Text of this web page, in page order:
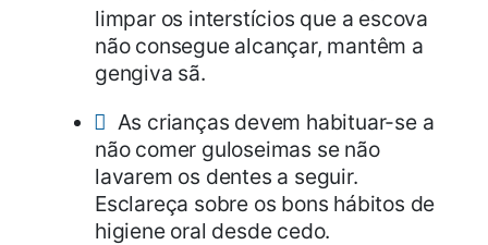
limpar os interstícios que a escova
não consegue alcançar, mantêm a
gengiva sã.
As crianças devem habituar-se a
não comer guloseimas se não
lavarem os dentes a seguir.
Esclareça sobre os bons hábitos de
higiene oral desde cedo.